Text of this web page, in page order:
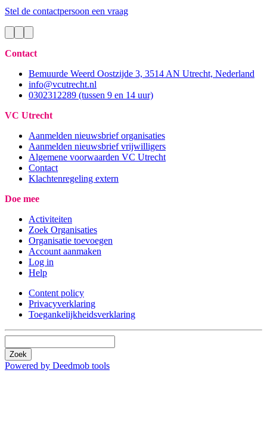
Stel de contactpersoon een vraag
Contact
Bemuurde Weerd Oostzijde 3, 3514 AN Utrecht, Nederland
info@vcutrecht.nl
0302312289 (tussen 9 en 14 uur)
VC Utrecht
Aanmelden nieuwsbrief organisaties
Aanmelden nieuwsbrief vrijwilligers
Algemene voorwaarden VC Utrecht
Contact
Klachtenregeling extern
Doe mee
Activiteiten
Zoek Organisaties
Organisatie toevoegen
Account aanmaken
Log in
Help
Content policy
Privacyverklaring
Toegankelijkheidsverklaring
Zoek
Powered by Deedmob tools